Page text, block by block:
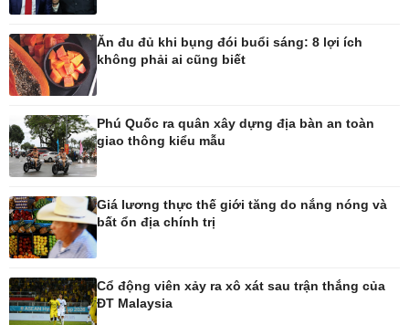
Kinh tế
Bất động sản
Khởi nghiệp
Thị trường
Giá vàng
Chứng khoán
Giá cà phê
Pháp luật
Vụ án
Tin nóng
Tư vấn luật
Bóng đá quốc tế
Bóng đá Việt Nam
Ăn đu đủ khi bụng đói buổi sáng: 8 lợi ích
không phải ai cũng biết
Phú Quốc ra quân xây dựng địa bàn an toàn
giao thông kiểu mẫu
Giá lương thực thế giới tăng do nắng nóng và
bất ổn địa chính trị
Cổ động viên xảy ra xô xát sau trận thắng của
ĐT Malaysia